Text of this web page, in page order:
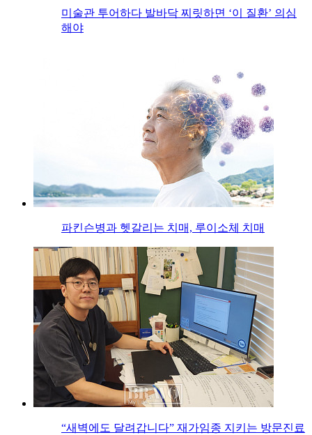
미술관 투어하다 발바닥 찌릿하면 ‘이 질환’ 의심
해야
파킨슨병과 헷갈리는 치매, 루이소체 치매
“새벽에도 달려갑니다” 재가임종 지키는 방문진료